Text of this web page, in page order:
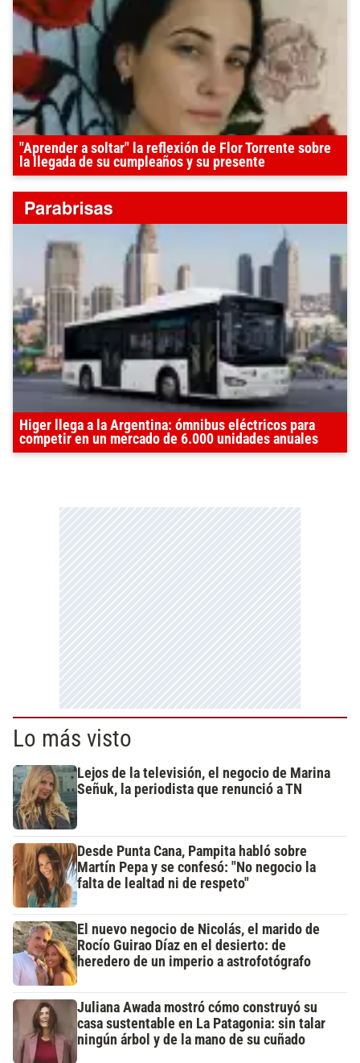
"Aprender a soltar" la reflexión de Flor Torrente sobre
la llegada de su cumpleaños y su presente
Higer llega a la Argentina: ómnibus eléctricos para
competir en un mercado de 6.000 unidades anuales
Lo más visto
Lejos de la televisión, el negocio de Marina
Señuk, la periodista que renunció a TN
Desde Punta Cana, Pampita habló sobre
Martín Pepa y se confesó: "No negocio la
falta de lealtad ni de respeto"
El nuevo negocio de Nicolás, el marido de
Rocío Guirao Díaz en el desierto: de
heredero de un imperio a astrofotógrafo
Juliana Awada mostró cómo construyó su
casa sustentable en La Patagonia: sin talar
ningún árbol y de la mano de su cuñado